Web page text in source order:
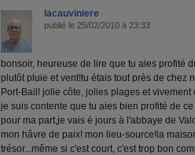
lacauviniere
publié le 25/02/2010 à 23:33
bonsoir, heureuse de lire que tu aies profité
plutôt pluie et vent!tu étais tout près de chez
Port-Bail! jolie côte, jolies plages et
je suis contente que tu aies bien profité de
pour ma part,je vais é jours à l'abbaye de
mon hâvre de paix! mon lieu-source!la
trésor...même si c'est court, c'est trop bon